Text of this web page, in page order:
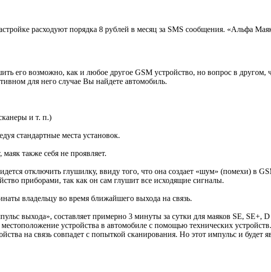
расходуют порядка 8 рублей в месяц за SMS сообщения. «Альфа
его возможно, как и любое другое GSM устройство, но вопрос в
для него случае Вы найдете автомобиль.
и т. п.)
стандартные места установок.
также себя не проявляет.
отключить глушилку, ввиду того, что она создает «шум» (помехи) в
приборами, так как он сам глушит все исходящие сигналы.
владельцу во время ближайшего выхода на связь.
выхода», составляет примерно 3 минуты за сутки для маяков SE,
устройства в автомобиле с помощью технических
на связь совпадет с попыткой сканирования. Но этот импульс и будет